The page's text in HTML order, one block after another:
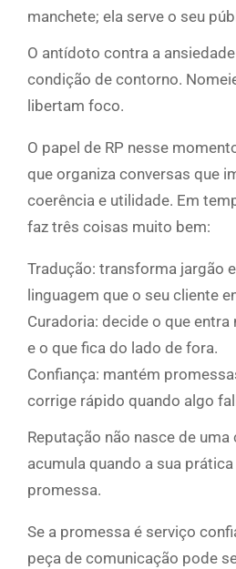
manchete; ela serve o seu
O antídoto contra a
condição de contorno.
libertam foco.
O papel de RP nesse
que organiza conversas que
coerência e utilidade. Em
faz três coisas muito bem:
Tradução: transforma jargão
linguagem que o seu cliente
Curadoria: decide o que
e o que fica do lado de fora.
Confiança: mantém
corrige rápido quando algo
Reputação não nasce de uma
acumula quando a sua
promessa.
Se a promessa é serviço
peça de comunicação pode